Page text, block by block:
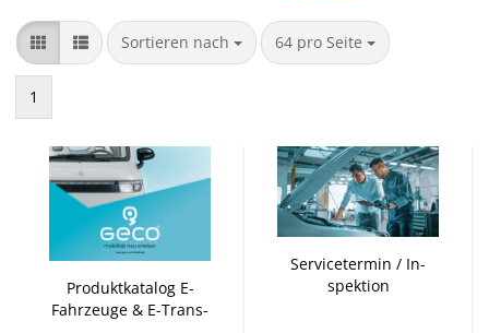
Sortieren nach
Sortieren nach 64 pro Seite
pro Seite
1
Pro­dukt­ka­ta­log E-​
Fahr­zeu­ge & E-​Trans­
Ser­vice­ter­min / In­
spek­ti­on